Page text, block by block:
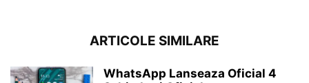
ARTICOLE SIMILARE
WhatsApp Lanseaza Oficial 4